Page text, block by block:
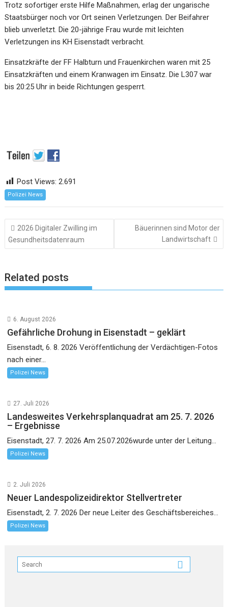
Trotz sofortiger erste Hilfe Maßnahmen, erlag der ungarische
Staatsbürger noch vor Ort seinen Verletzungen. Der Beifahrer
blieb unverletzt. Die 20-jährige Frau wurde mit leichten
Verletzungen ins KH Eisenstadt verbracht.
Einsatzkräfte der FF Halbturn und Frauenkirchen waren mit 25
Einsatzkräften und einem Kranwagen im Einsatz. Die L307 war
bis 20:25 Uhr in beide Richtungen gesperrt.
Post Views: 2.691
Polizei News
Beitragsnavigation
2026 Digitaler Zwilling im
Gesundheitsdatenraum
Bäuerinnen sind Motor der
Landwirtschaft
Related posts
6. August 2026
Gefährliche Drohung in Eisenstadt – geklärt
Eisenstadt, 6. 8. 2026 Veröffentlichung der Verdächtigen-Fotos
nach einer...
Polizei News
27. Juli 2026
Landesweites Verkehrsplanquadrat am 25. 7. 2026
– Ergebnisse
Eisenstadt, 27. 7. 2026 Am 25.07.2026wurde unter der Leitung...
Polizei News
2. Juli 2026
Neuer Landespolizeidirektor Stellvertreter
Eisenstadt, 2. 7. 2026 Der neue Leiter des Geschäftsbereiches...
Polizei News